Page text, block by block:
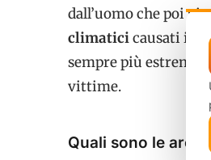
dall’uomo che poi
climaticicausati in
sempre più estremi
vittime.
Quali sono le